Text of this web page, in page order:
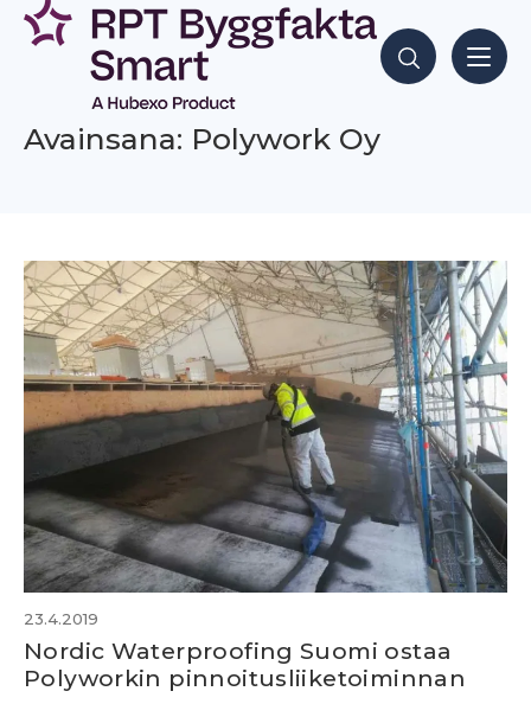
Siirry
sisältöön
Hae sisältöjä
Avainsana: Polywork Oy
23.4.2019
Nordic Waterproofing Suomi ostaa
Polyworkin pinnoitusliiketoiminnan